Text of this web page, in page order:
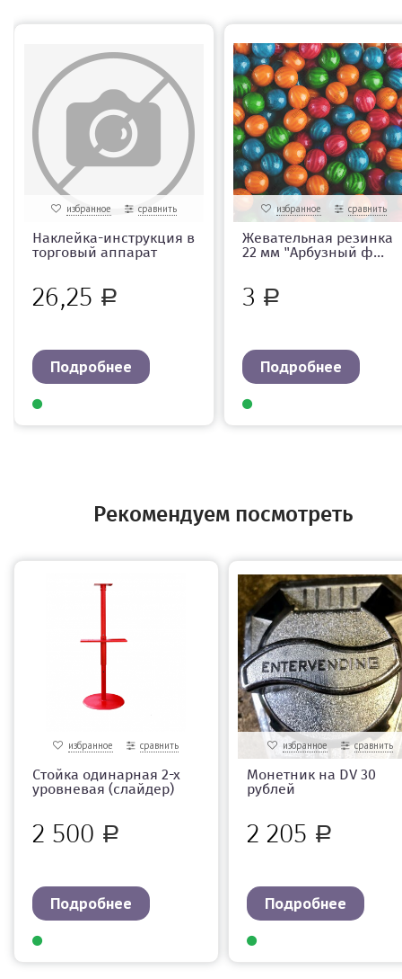
избранное сравнить
Наклейка-инструкция в
торговый аппарат
26,25 Р
Подробнее
избранное сравнить
Жевательная резинка
22 мм "Арбузный ф...
3 Р
Подробнее
Рекомендуем посмотреть
избранное сравнить
Стойка одинарная 2-х
уровневая (слайдер)
2 500 Р
Подробнее
избранное сравнить
Монетник на DV 30
рублей
2 205 Р
Подробнее